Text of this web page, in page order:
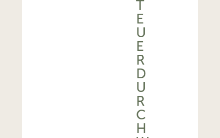
T
E
U
E
R
D
U
R
C
H